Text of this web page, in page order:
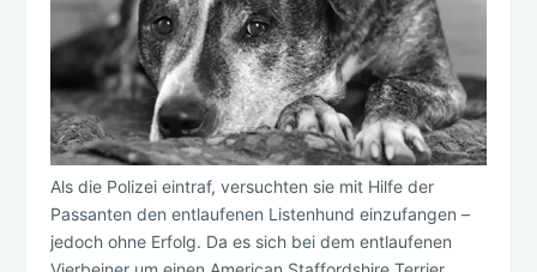
Als die Polizei eintraf, versuchten sie mit Hilfe der
Passanten den entlaufenen Listenhund einzufangen –
jedoch ohne Erfolg. Da es sich bei dem entlaufenen